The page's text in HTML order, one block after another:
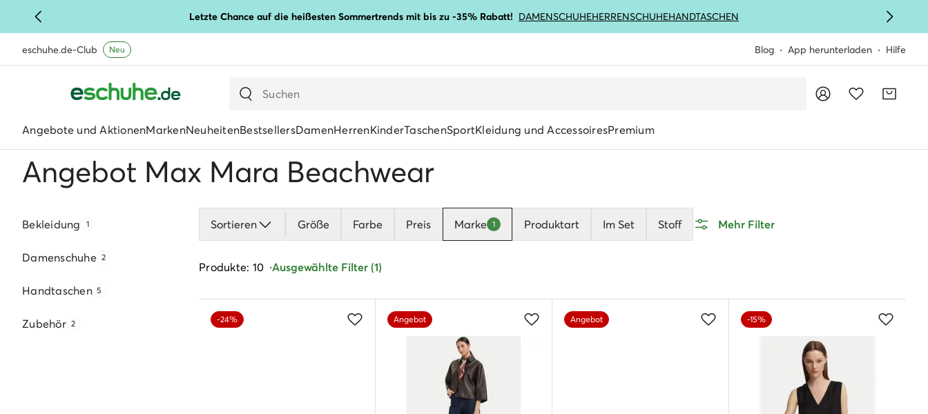
Letzte Chance auf die heißesten Sommertrends mit bis zu -35% Rabatt! DAMENSCHUHEHERRENSCHUHEHANDTASCHEN
eschuhe.de-Club Neu Blog App herunterladen Hilfe
Angebote und AktionenMarkenNeuheitenBestsellersDamenHerrenKinderTaschenSportKleidung und AccessoiresPremium
Angebot Max Mara Beachwear
Bekleidung 1
Damenschuhe 2
Handtaschen 5
Zubehör 2
Sortieren Größe Farbe Preis Marke 1 Produktart Im Set Stoff Mehr Filter
Produkte: 10 Ausgewählte Filter (1)
-24% Angebot Angebot -15%